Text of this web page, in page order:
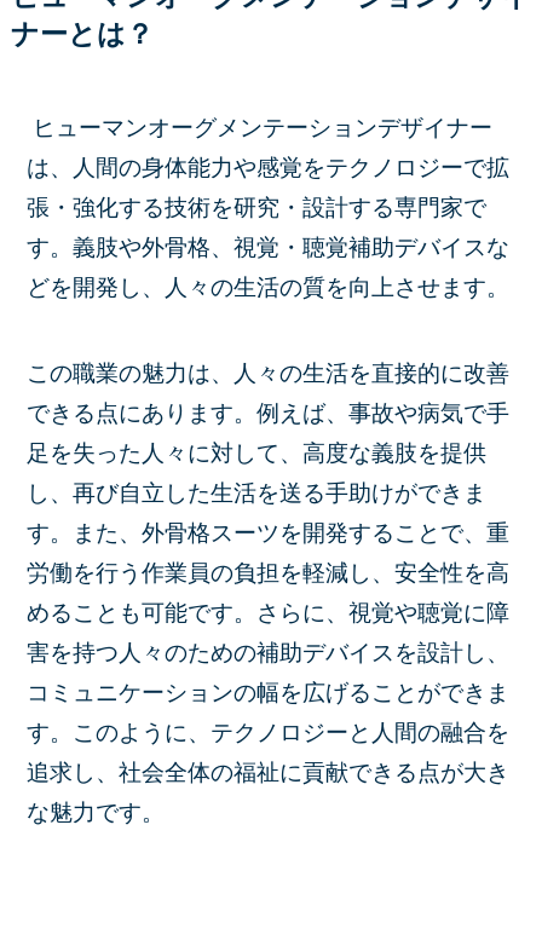
ナーとは？
ヒューマンオーグメンテーションデザイナー
は、人間の身体能力や感覚をテクノロジーで拡
張・強化する技術を研究・設計する専門家で
す。義肢や外骨格、視覚・聴覚補助デバイスな
どを開発し、人々の生活の質を向上させます。
この職業の魅力は、人々の生活を直接的に改善
できる点にあります。例えば、事故や病気で手
足を失った人々に対して、高度な義肢を提供
し、再び自立した生活を送る手助けができま
す。また、外骨格スーツを開発することで、重
労働を行う作業員の負担を軽減し、安全性を高
めることも可能です。さらに、視覚や聴覚に障
害を持つ人々のための補助デバイスを設計し、
コミュニケーションの幅を広げることができま
す。このように、テクノロジーと人間の融合を
追求し、社会全体の福祉に貢献できる点が大き
な魅力です。